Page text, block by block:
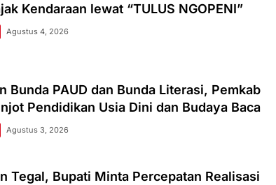
Kendaraan lewat “TULUS NGOPENI”
Agustus 4, 2026
Bunda PAUD dan Bunda Literasi, Pemkab
Pendidikan Usia Dini dan Budaya Baca
Agustus 3, 2026
Tegal, Bupati Minta Percepatan Realisasi